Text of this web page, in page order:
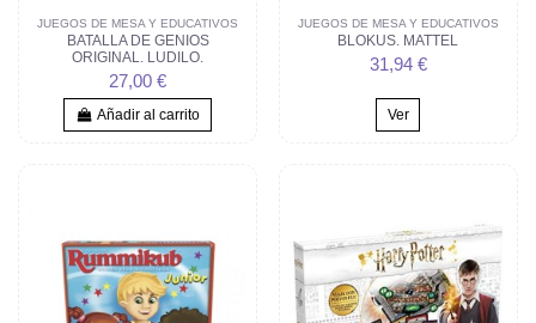
JUEGOS DE MESA Y EDUCATIVOS
BATALLA DE GENIOS
ORIGINAL. LUDILO.
27,00 €
Añadir al carrito
JUEGOS DE MESA Y EDUCATIVOS
BLOKUS. MATTEL
31,94 €
Ver